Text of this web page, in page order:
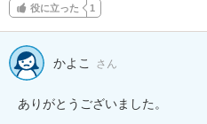
役に立った 1
かよこ さん
ありがとうございました。